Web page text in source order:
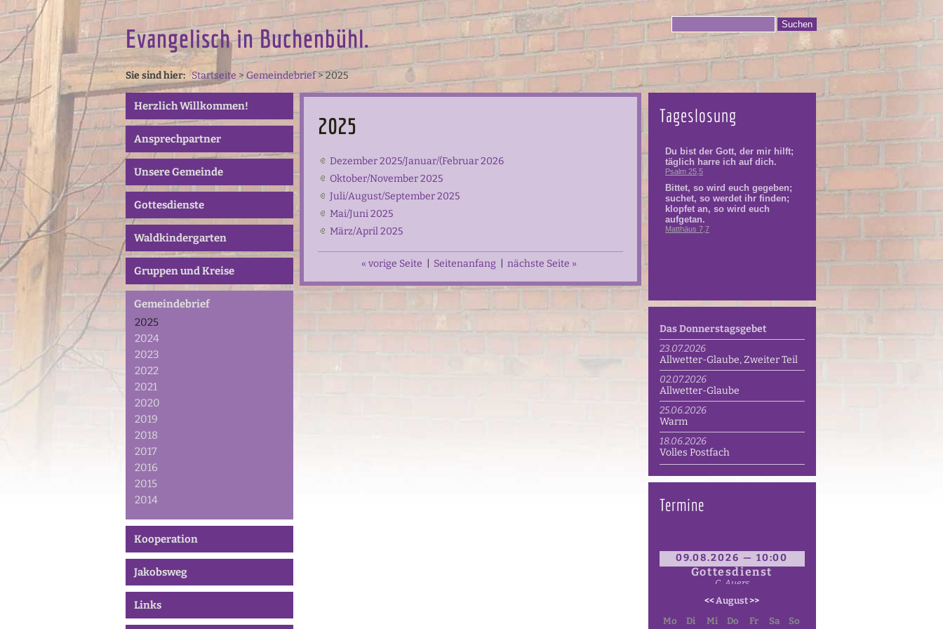
Evangelisch in Buchenbühl.
Sie sind hier:Startseite > Gemeindebrief>2025
Herzlich Willkommen!
Ansprechpartner
Unsere Gemeinde
Gottesdienste
Waldkindergarten
Gruppen und Kreise
Gemeindebrief
2025
2024
2023
2022
2021
2020
2019
2018
2017
2016
2015
2014
Kooperation
Jakobsweg
Links
2025
Dezember 2025/Januar/(Februar 2026
Oktober/November 2025
Juli/August/September 2025
Mai/Juni 2025
März/April 2025
« vorige Seite Seitenanfang nächste Seite »
Tageslosung
Das Donnerstagsgebet
23.07.2026
Allwetter-Glaube, Zweiter Teil
02.07.2026
Allwetter-Glaube
25.06.2026
Warm
18.06.2026
Volles Postfach
Termine
09.08.2026 — 10:00
Gottesdienst
C. Auers
<<August>>
Mo
Di Mi Do Fr Sa So